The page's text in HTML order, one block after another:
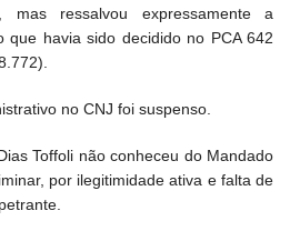
mas ressalvou expressamente a
que havia sido decidido no PCA 642
no CNJ foi suspenso.
Toffoli não conheceu do Mandado
por ilegitimidade ativa e falta de